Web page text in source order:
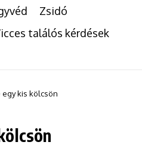
Zsidó
találós kérdések
kis kölcsön